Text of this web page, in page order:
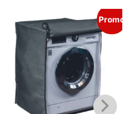
Promo